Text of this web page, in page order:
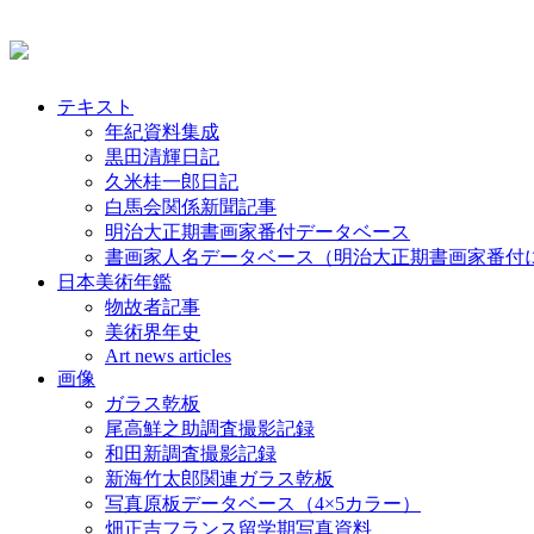
テキスト
年紀資料集成
黒田清輝日記
久米桂一郎日記
白馬会関係新聞記事
明治大正期書画家番付データベース
書画家人名データベース（明治大正期書画家番付
日本美術年鑑
物故者記事
美術界年史
Art news articles
画像
ガラス乾板
尾高鮮之助調査撮影記録
和田新調査撮影記録
新海竹太郎関連ガラス乾板
写真原板データベース（4×5カラー）
畑正吉フランス留学期写真資料